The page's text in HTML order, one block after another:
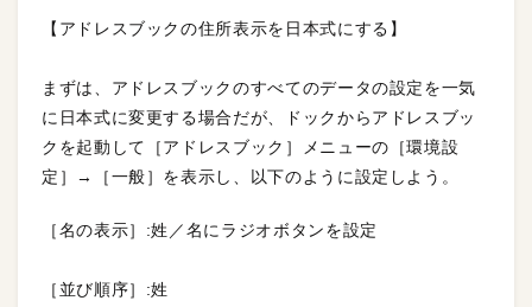
【アドレスブックの住所表示を日本式にする】
まずは、アドレスブックのすべてのデータの設定を一気
に日本式に変更する場合だが、ドックからアドレスブッ
クを起動して［アドレスブック］メニューの［環境設
定］→［一般］を表示し、以下のように設定しよう。
［名の表示］:姓／名にラジオボタンを設定
［並び順序］:姓